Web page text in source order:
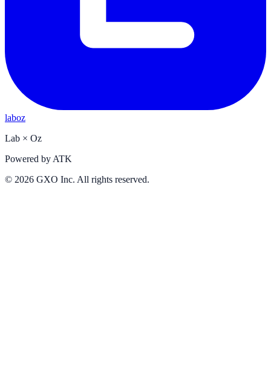
laboz
Lab × Oz
Powered by ATK
© 2026 GXO Inc. All rights reserved.